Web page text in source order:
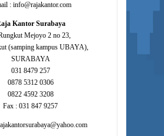
: info@rajakantor.com
Kantor Surabaya
Mejoyo 2 no 23,
(samping kampus UBAYA),
SURABAYA
031 8479 257
0878 5312 0306
0822 4592 3208
Fax : 031 847 9257